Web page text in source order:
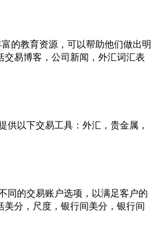
的教育资源，可以帮助他们做出明
交易博客，公司新闻，外汇词汇表
供以下交易工具：外汇，贵金属，
同的交易账户选项，以满足客户的
分，尺度，银行间美分，银行间